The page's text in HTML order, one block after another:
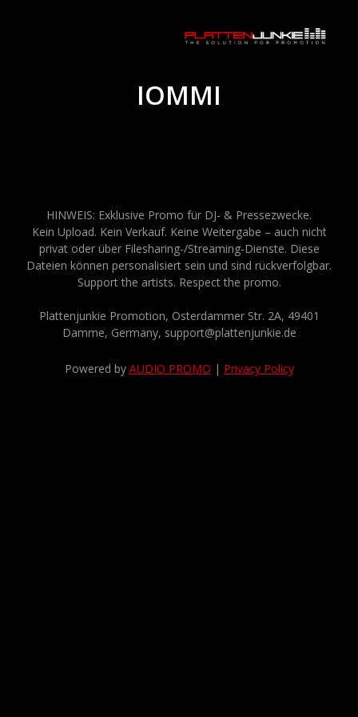
IOMMI
HINWEIS: Exklusive Promo für DJ- & Pressezwecke.
Kein Upload. Kein Verkauf. Keine Weitergabe – auch nicht
privat oder über Filesharing-/Streaming-Dienste. Diese
Dateien können personalisiert sein und sind rückverfolgbar.
Support the artists. Respect the promo.
Plattenjunkie Promotion, Osterdammer Str. 2A, 49401
Damme, Germany, support@plattenjunkie.de
Powered by AUDIO PROMO | Privacy Policy